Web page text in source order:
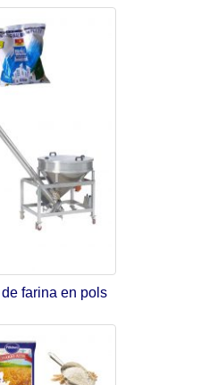
farina en pols